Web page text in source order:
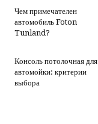
Чем примечателен
автомобиль Foton
Tunland?
Консоль потолочная для
автомойки: критерии
выбора